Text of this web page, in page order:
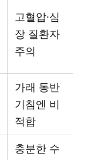
고혈압·심
장 질환자
주의
가래 동반
기침엔 비
적합
충분한 수